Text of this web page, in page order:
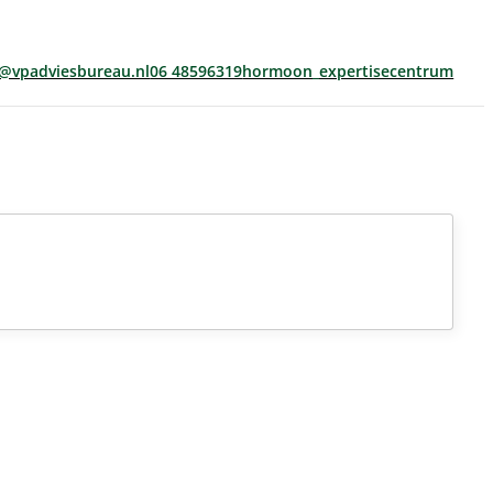
06 48596319hormoon_expertisecentrum